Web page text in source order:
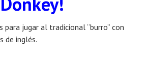
para jugar al tradicional “burro” con
de inglés.